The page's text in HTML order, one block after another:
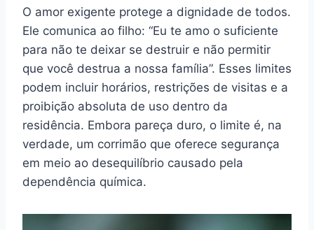
O amor exigente protege a dignidade de todos.
Ele comunica ao filho: “Eu te amo o suficiente
para não te deixar se destruir e não permitir
que você destrua a nossa família”. Esses limites
podem incluir horários, restrições de visitas e a
proibição absoluta de uso dentro da
residência. Embora pareça duro, o limite é, na
verdade, um corrimão que oferece segurança
em meio ao desequilíbrio causado pela
dependência química.